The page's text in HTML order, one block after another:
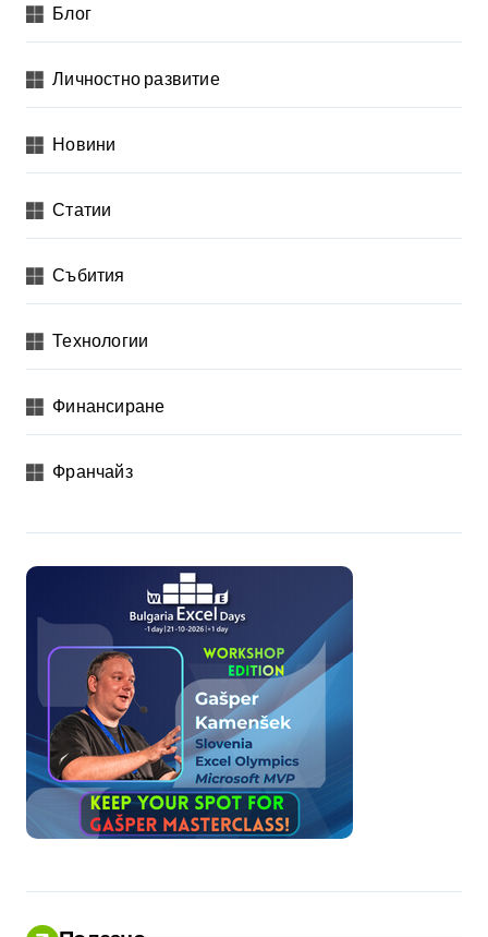
Блог
Личностно развитие
Новини
Статии
Събития
Технологии
Финансиране
Франчайз